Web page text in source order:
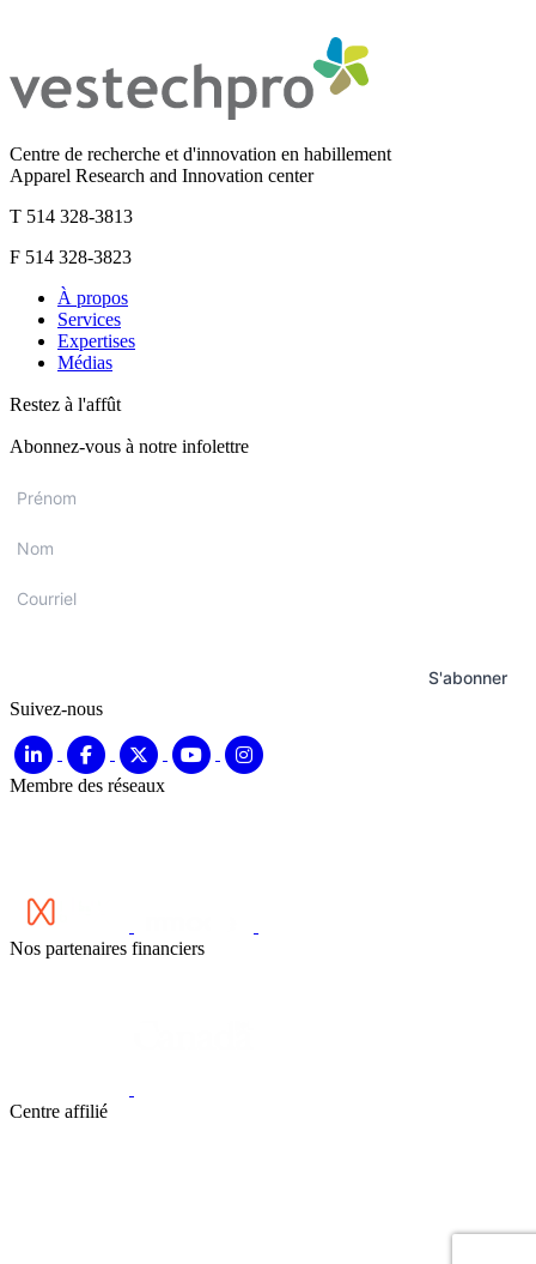
Centre de recherche et d'innovation en habillement
Apparel Research and Innovation center
T 514 328-3813
F 514 328-3823
À propos
Services
Expertises
Médias
Restez à l'affût
Abonnez-vous à notre infolettre
S'abonner
Suivez-nous
Membre des réseaux
Nos partenaires financiers
Centre affilié